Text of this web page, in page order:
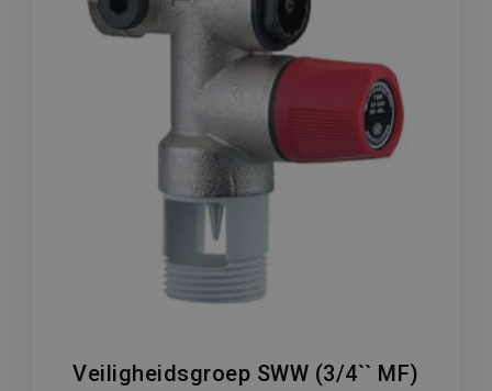
Veiligheidsgroep SWW (3/4`` MF)